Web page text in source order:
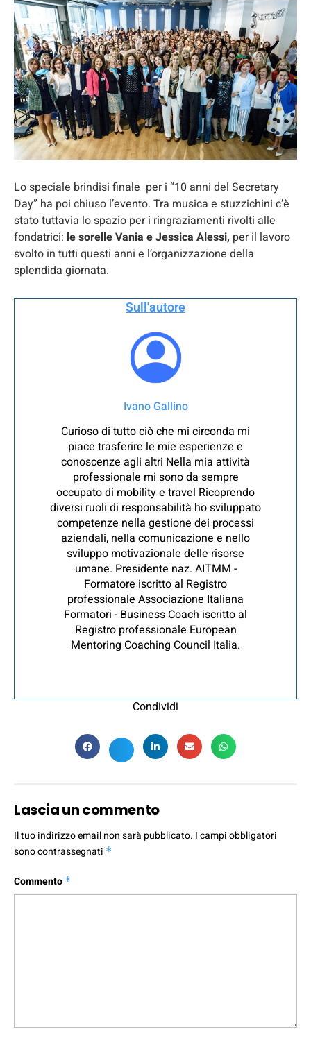
Lo speciale brindisi finale per i “10 anni del Secretary
Day” ha poi chiuso l’evento. Tra musica e stuzzichini c’è
stato tuttavia lo spazio per i ringraziamenti rivolti alle
fondatrici: le sorelle Vania e Jessica Alessi, per il lavoro
svolto in tutti questi anni e l’organizzazione della
splendida giornata.
Sull'autore
Ivano Gallino
Curioso di tutto ciò che mi circonda mi
piace trasferire le mie esperienze e
conoscenze agli altri Nella mia attività
professionale mi sono da sempre
occupato di mobility e travel Ricoprendo
diversi ruoli di responsabilità ho sviluppato
competenze nella gestione dei processi
aziendali, nella comunicazione e nello
sviluppo motivazionale delle risorse
umane. Presidente naz. AITMM -
Formatore iscritto al Registro
professionale Associazione Italiana
Formatori - Business Coach iscritto al
Registro professionale European
Mentoring Coaching Council Italia.
Condividi
Lascia un commento
Il tuo indirizzo email non sarà pubblicato. I campi obbligatori
sono contrassegnati *
Commento *